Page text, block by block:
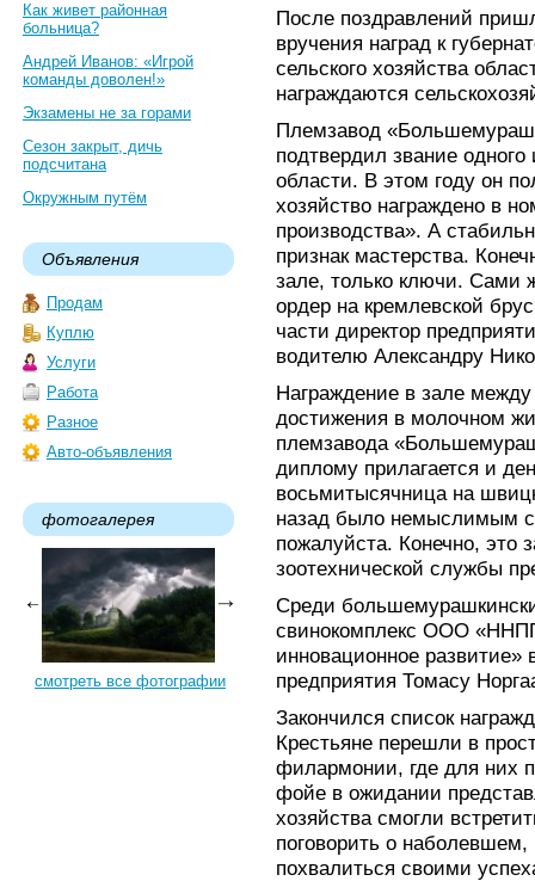
Как живет районная
больница?
Андрей Иванов: «Игрой
команды доволен!»
Экзамены не за горами
Сезон закрыт, дичь
подсчитана
Окружным путём
Объявления
Продам
Куплю
Услуги
Работа
Разное
Авто-объявления
фотогалерея
смотреть все фотографии
После поздравлений
вручения наград к
сельского хозяйства
награждаются
Племзавод
подтвердил звание
области. В этом году он
хозяйство награждено в
производства». А
признак мастерства.
зале, только ключи. Сами
ордер на кремлевской
части директор
водителю Александру
Награждение в зале
достижения в молочном
племзавода
диплому прилагается и
восьмитысячница на
назад было немыслимым
пожалуйста. Конечно, это
зоотехнической службы
Среди
свинокомплекс ООО
инновационное развитие»
предприятия Томасу
Закончился список
Крестьяне перешли в
филармонии, где для них
фойе в ожидании
хозяйства смогли
поговорить о наболевшем,
похвалиться своими